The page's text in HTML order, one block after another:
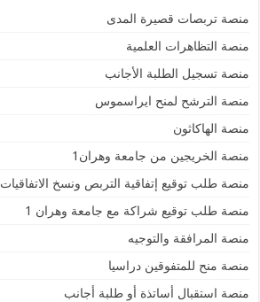
منصة تربصات قصيرة المدى
منصة التظاهرات العلمية
منصة تسجيل الطلبة الأجانب
منصة الترشح لمنح ايراسموس
منصة الهاكاثون
منصة الخريجين من جامعة وهران1
منصة طلب توقيع إتفاقية التربص ونسخ الاتفاقيات
منصة طلب توقيع شراكة مع جامعة وهران 1
منصة المرافقة والتوجيه
منصة منح للمتفوقين دراسيا
منصة استقبال أساتذة أو طلبة أجانب